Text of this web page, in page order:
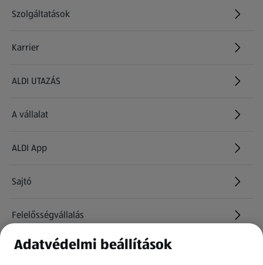
Szolgáltatások
Karrier
(új oldalon nyílik meg)
ALDI UTAZÁS
(új oldalon nyílik meg)
A vállalat
ALDI App
Sajtó
Felelősségvállalás
Információk
Adatvédelmi beállítások